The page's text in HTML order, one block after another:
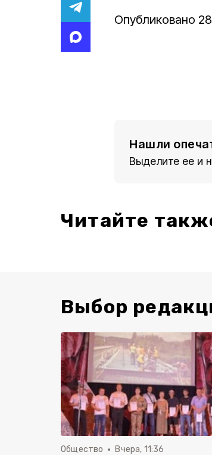
Опубликовано
Нашли
Выделите ее и
Читайте
Выбор
Общество Вчера, 11:36